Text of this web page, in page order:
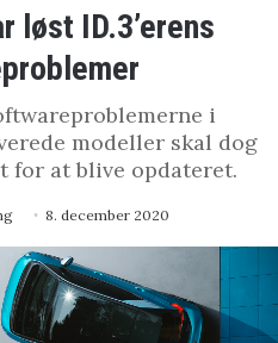
løst ID.3’erens
i
modeller skal dog
for at blive opdateret.
8. december 2020